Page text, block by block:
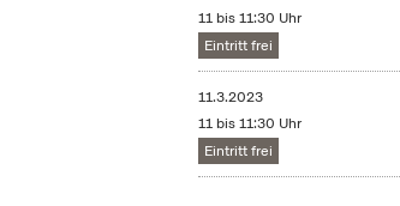
11 bis 11:30 Uhr
Eintritt frei
11.3.2023
11 bis 11:30 Uhr
Eintritt frei